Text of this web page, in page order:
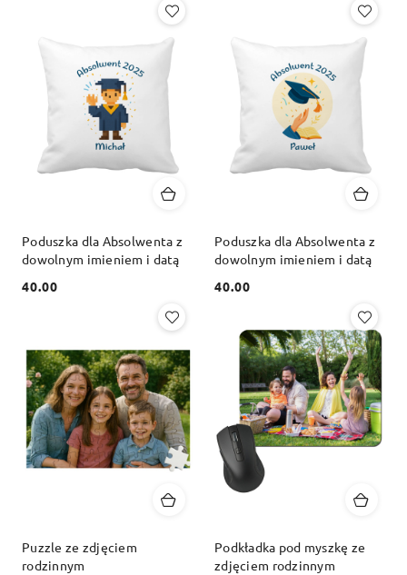
Poduszka dla Absolwenta z
dowolnym imieniem i datą
Cena:
40.00
Poduszka dla Absolwenta z
dowolnym imieniem i datą
Cena:
40.00
Puzzle ze zdjęciem
rodzinnym
Podkładka pod myszkę ze
zdjęciem rodzinnym